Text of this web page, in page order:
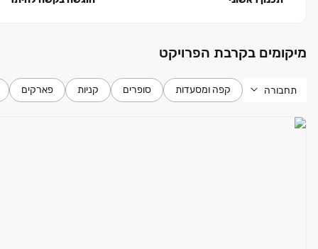
לפרטים נוספים ותיאום סיור לחצו>>
מיקומים בקרבת הפרויקט
תחבורה קפה ומסעדות סופרים קניות פארקים